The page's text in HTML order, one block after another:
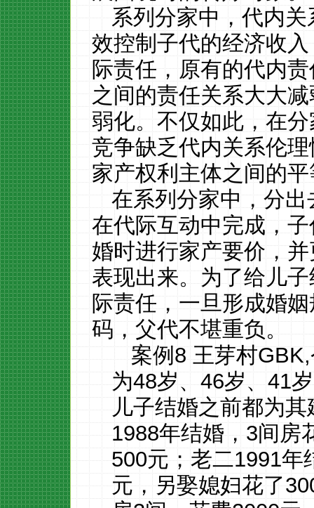
系列分家中，代内
效控制子代的经济收
际责任，原有的代内
之间的责任关系大大
弱化。不仅如此，在
竞争缺乏代内关系伦
家产权利主体之间的
在系列分家中，分
在代际互动中完成，
婚时进行家产要价，
表现出来。为了给儿
际责任，一旦形成婚
码，父代不堪重负。
案例8 王芽村
为48岁、46岁、41
儿子结婚之前都为
1988年结婚，3间房
500元；老二1991年
元，另娶媳妇花了